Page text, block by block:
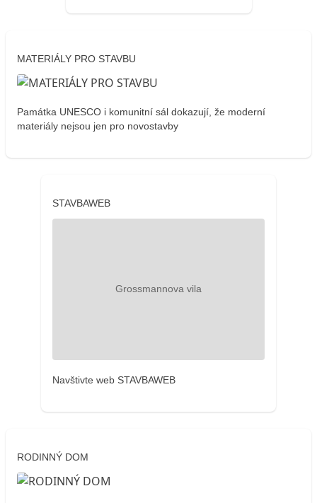
MATERIÁLY PRO STAVBU
Památka UNESCO i komunitní sál dokazují, že moderní
materiály nejsou jen pro novostavby
STAVBAWEB
Navštivte web STAVBAWEB
RODINNÝ DOM